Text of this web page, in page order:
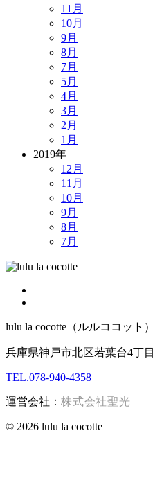
11月
10月
9月
8月
7月
5月
4月
3月
2月
1月
2019年
12月
11月
10月
9月
8月
7月
lulu la cocotte（ルルココット）
兵庫県神戸市北区若葉台4丁
TEL.078-940-4358
運営会社： 株式会社聖光
© 2026 lulu la cocotte